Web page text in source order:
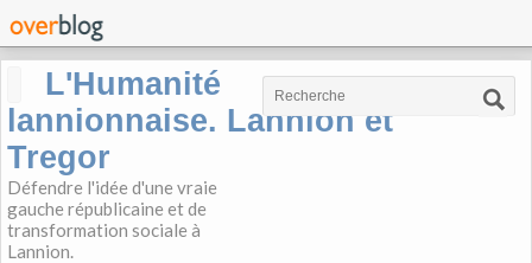
L'Humanité
lannionnaise. Lannion et
Tregor
Défendre l'idée d'une vraie
gauche républicaine et de
transformation sociale à
Lannion.